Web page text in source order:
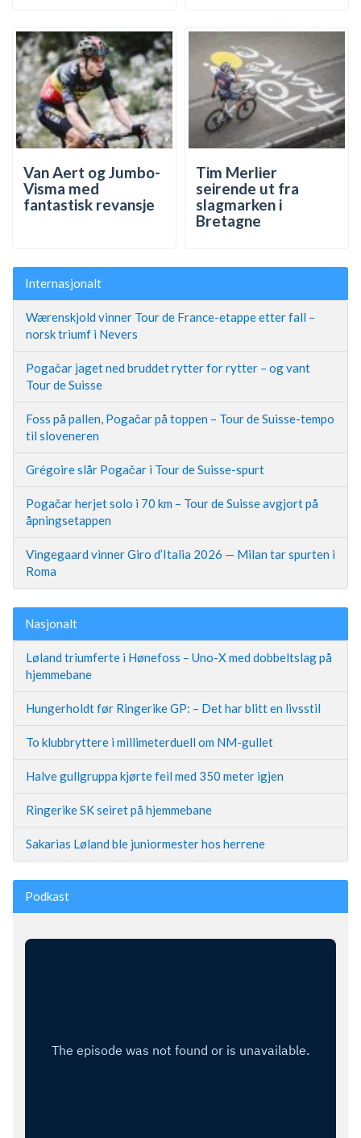
Van Aert og Jumbo-
Visma med
fantastisk revansje
Tim Merlier
seirende ut fra
slagmarken i
Bretagne
Internasjonalt
Wærenskjold vinner Tour de France-etappe etter fall –
norsk triumf i Nevers
Pogačar jaget ned bruddet rytter for rytter – og vant
Tour de Suisse
Foss på pallen, Pogačar på toppen – Tour de Suisse-tempo
til sloveneren
Grégoire slår Pogačar i Tour de Suisse-spurt
Pogačar herjet solo i 70 km – Tour de Suisse avgjort på
åpningsetappen
Vingegaard vinner Giro d’Italia 2026 — Milan tar spurten i
Roma
Nasjonalt
Løland triumferte i Hønefoss – Uno-X med dobbeltslag på
hjemmebane
Hungerholdt før Ringerike GP: – Det har blitt en livsstil
To klubbryttere i millimeterduell om NM-gullet
Halve gullgruppa kjørte feil med 350 meter igjen
Ringerike SK seiret på hjemmebane
Sakarias Løland ble juniormester hos herrene
Podkast